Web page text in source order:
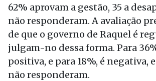
62% aprovam a gestão, 35 a
não responderam. A avaliação
de que o governo de Raquel é
julgam-no dessa forma. Para
positiva, e para 18%, é negativa,
não responderam.